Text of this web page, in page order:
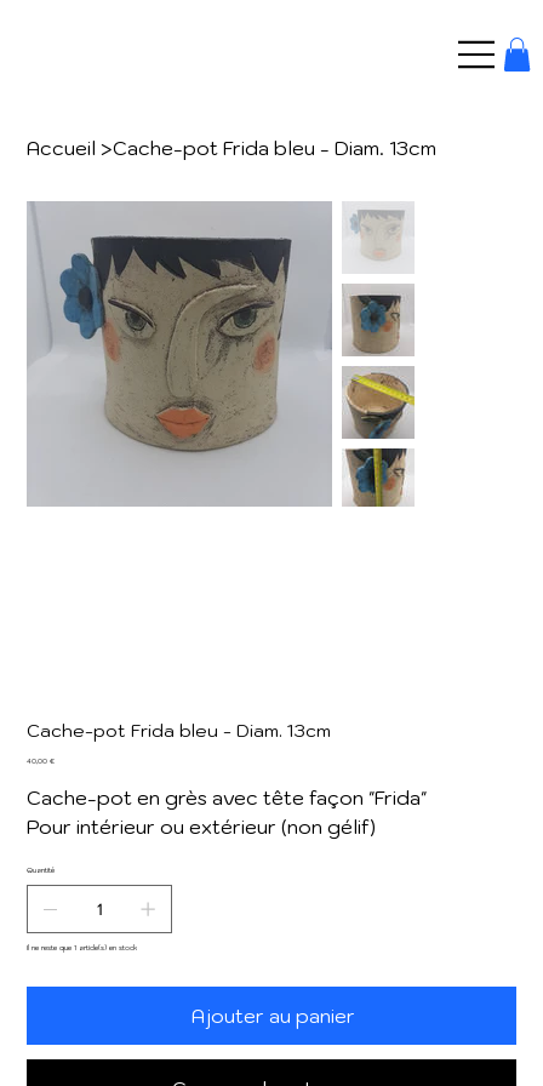
Accueil >Cache-pot Frida bleu - Diam. 13cm
Cache-pot Frida bleu - Diam. 13cm
Prix
40,00 €
Cache-pot en grès avec tête façon "Frida"
Pour intérieur ou extérieur (non gélif)
Quantité
Il ne reste que 1 article(s) en stock
Ajouter au panier